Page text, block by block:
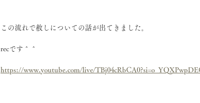
この流れで赦しについての話が出てきました。
recです＾＾
https://www.youtube.com/live/